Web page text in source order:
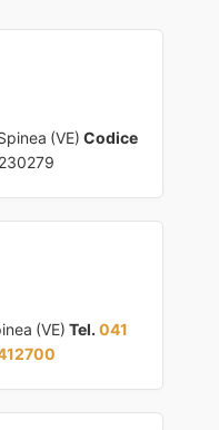
(VE) Codice
(VE) Tel. 041